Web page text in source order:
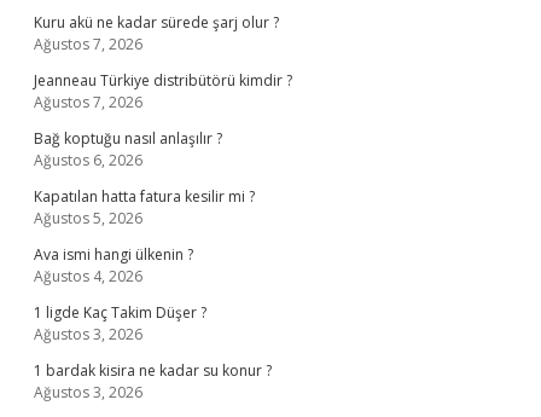
Kuru akü ne kadar sürede şarj olur ?
Ağustos 7, 2026
Jeanneau Türkiye distribütörü kimdir ?
Ağustos 7, 2026
Bağ koptuğu nasıl anlaşılır ?
Ağustos 6, 2026
Kapatılan hatta fatura kesilir mi ?
Ağustos 5, 2026
Ava ismi hangi ülkenin ?
Ağustos 4, 2026
1 ligde Kaç Takim Düşer ?
Ağustos 3, 2026
1 bardak kisira ne kadar su konur ?
Ağustos 3, 2026